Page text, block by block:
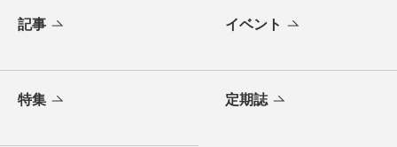
記事 イベント
特集 定期誌